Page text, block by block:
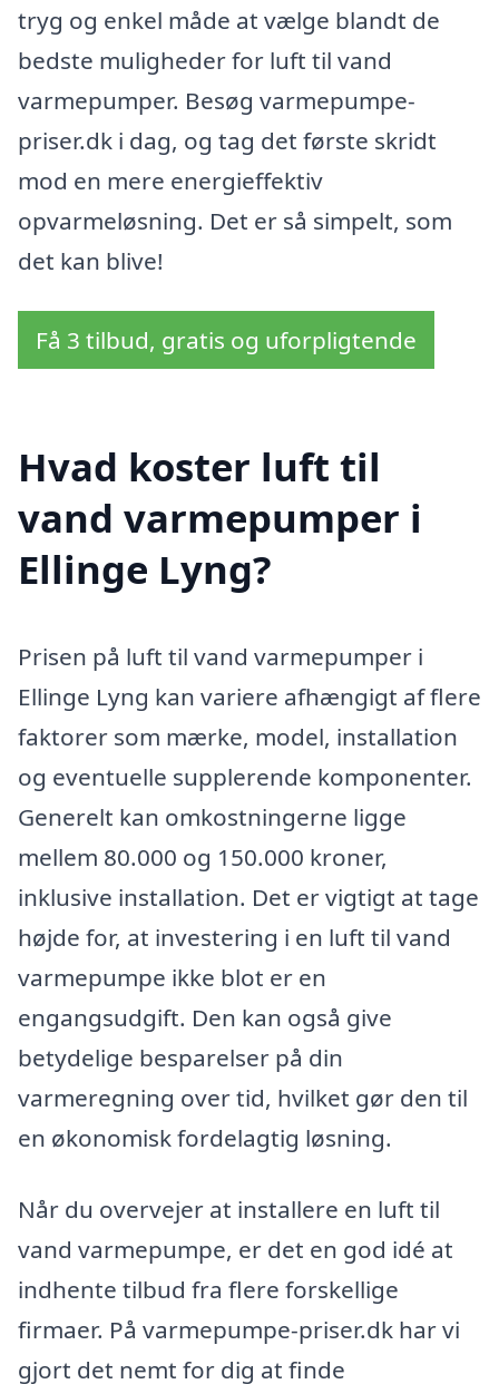
tryg og enkel måde at vælge blandt de
bedste muligheder for luft til vand
varmepumper. Besøg varmepumpe-
priser.dk i dag, og tag det første skridt
mod en mere energieffektiv
opvarmeløsning. Det er så simpelt, som
det kan blive!
Få 3 tilbud, gratis og uforpligtende
Hvad koster luft til
vand varmepumper i
Ellinge Lyng?
Prisen på luft til vand varmepumper i
Ellinge Lyng kan variere afhængigt af flere
faktorer som mærke, model, installation
og eventuelle supplerende komponenter.
Generelt kan omkostningerne ligge
mellem 80.000 og 150.000 kroner,
inklusive installation. Det er vigtigt at tage
højde for, at investering i en luft til vand
varmepumpe ikke blot er en
engangsudgift. Den kan også give
betydelige besparelser på din
varmeregning over tid, hvilket gør den til
en økonomisk fordelagtig løsning.
Når du overvejer at installere en luft til
vand varmepumpe, er det en god idé at
indhente tilbud fra flere forskellige
firmaer. På varmepumpe-priser.dk har vi
gjort det nemt for dig at finde